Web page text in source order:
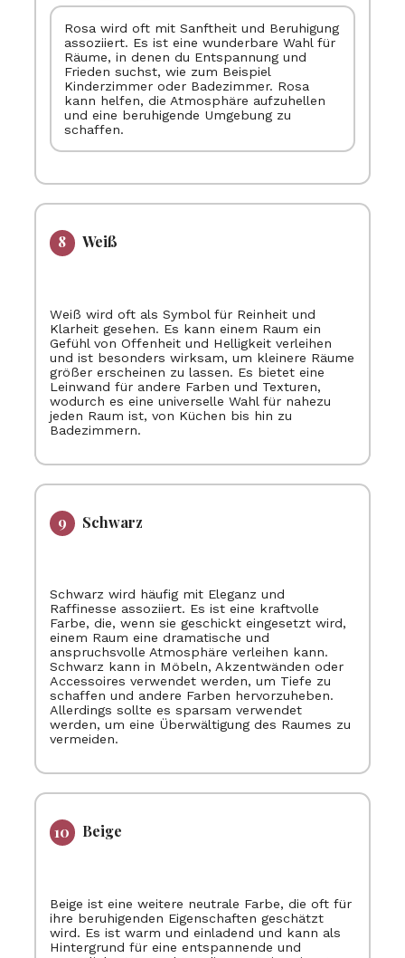
Rosa wird oft mit Sanftheit und Beruhigung
assoziiert. Es ist eine wunderbare Wahl für
Räume, in denen du Entspannung und
Frieden suchst, wie zum Beispiel
Kinderzimmer oder Badezimmer. Rosa
kann helfen, die Atmosphäre aufzuhellen
und eine beruhigende Umgebung zu
schaffen.
Weiß
Weiß wird oft als Symbol für Reinheit und
Klarheit gesehen. Es kann einem Raum ein
Gefühl von Offenheit und Helligkeit verleihen
und ist besonders wirksam, um kleinere Räume
größer erscheinen zu lassen. Es bietet eine
Leinwand für andere Farben und Texturen,
wodurch es eine universelle Wahl für nahezu
jeden Raum ist, von Küchen bis hin zu
Badezimmern.
Schwarz
Schwarz wird häufig mit Eleganz und
Raffinesse assoziiert. Es ist eine kraftvolle
Farbe, die, wenn sie geschickt eingesetzt wird,
einem Raum eine dramatische und
anspruchsvolle Atmosphäre verleihen kann.
Schwarz kann in Möbeln, Akzentwänden oder
Accessoires verwendet werden, um Tiefe zu
schaffen und andere Farben hervorzuheben.
Allerdings sollte es sparsam verwendet
werden, um eine Überwältigung des Raumes zu
vermeiden.
Beige
Beige ist eine weitere neutrale Farbe, die oft für
ihre beruhigenden Eigenschaften geschätzt
wird. Es ist warm und einladend und kann als
Hintergrund für eine entspannende und